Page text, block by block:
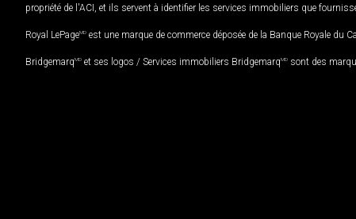
propriété de l'ACI, et ils servent à identifier les services immobiliers que
Royal LePageMD est une marque de commerce déposée de la Banque Royale
BridgemarqMD et ses logos / Services immobiliers BridgemarqMD sont des